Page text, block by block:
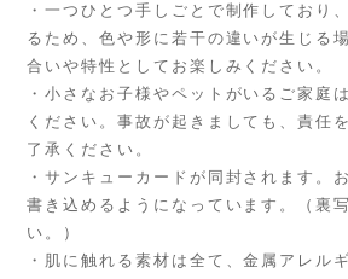
・一つひとつ手しごとで制作しており
るため、色や形に若干の違いが生じる
合いや特性としてお楽しみください。
・小さなお子様やペットがいるご家庭
ください。事故が起きましても、責任
了承ください。
・サンキューカードが同封されます。
書き込めるようになっています。（裏
い。）
・肌に触れる素材は全て、金属アレル